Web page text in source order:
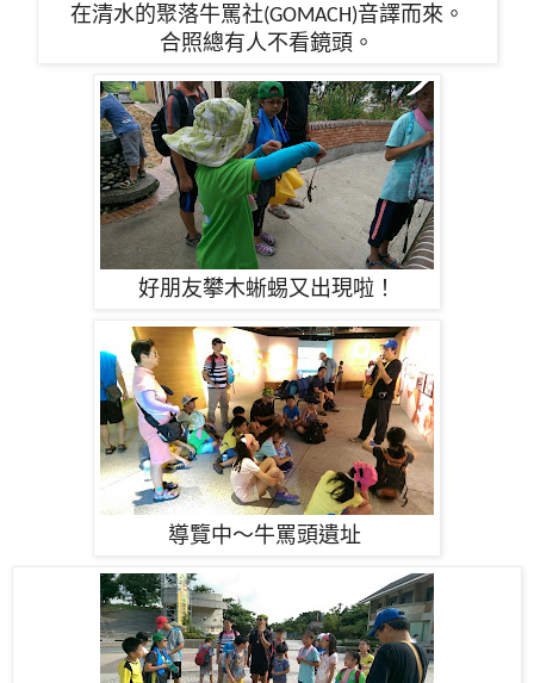
在清水的聚落牛罵社(GOMACH)音譯而來。
合照總有人不看鏡頭。
好朋友攀木蜥蜴又出現啦！
導覽中～牛罵頭遺址